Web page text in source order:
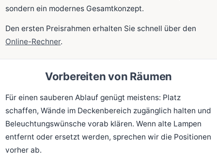
sondern ein modernes Gesamtkonzept.
Den ersten Preisrahmen erhalten Sie schnell über den
Online-Rechner.
Vorbereiten von Räumen
Für einen sauberen Ablauf genügt meistens: Platz
schaffen, Wände im Deckenbereich zugänglich halten und
Beleuchtungswünsche vorab klären. Wenn alte Lampen
entfernt oder ersetzt werden, sprechen wir die Positionen
vorher ab.